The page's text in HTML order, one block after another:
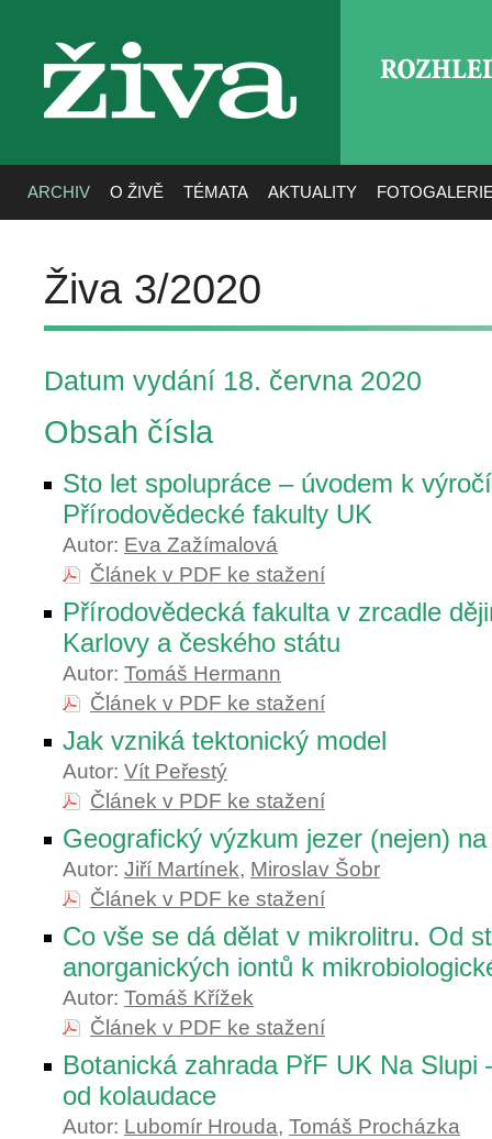
živa
ARCHIV O ŽIVĚ TÉMATA AKTUALITY
Živa 3/2020
Datum vydání 18. června 2020
Obsah čísla
Sto let spolupráce – úvodem k výročí
Přírodovědecké fakulty UK
Autor: Eva Zažímalová
Článek v PDF ke stažení
Přírodovědecká fakulta v zrcadle
Karlovy a českého státu
Autor: Tomáš Hermann
Článek v PDF ke stažení
Jak vzniká tektonický model
Autor: Vít Peřestý
Článek v PDF ke stažení
Geografický výzkum jezer (nejen)
Autor: Jiří Martínek, Miroslav Šobr
Článek v PDF ke stažení
Co vše se dá dělat v mikrolitru. Od
anorganických iontů k
Autor: Tomáš Křížek
Článek v PDF ke stažení
Botanická zahrada PřF UK Na Slupi
od kolaudace
Autor: Lubomír Hrouda, Tomáš Procházka